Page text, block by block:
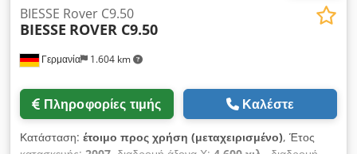
Γερμανία 1.604 km
BIESSE Rover C9.50
BIESSE ROVER C9.50
Πληροφορίες τιμής Καλέστε
Κατάσταση: έτοιμο προς χρήση (μεταχειρισμένο), Έτος